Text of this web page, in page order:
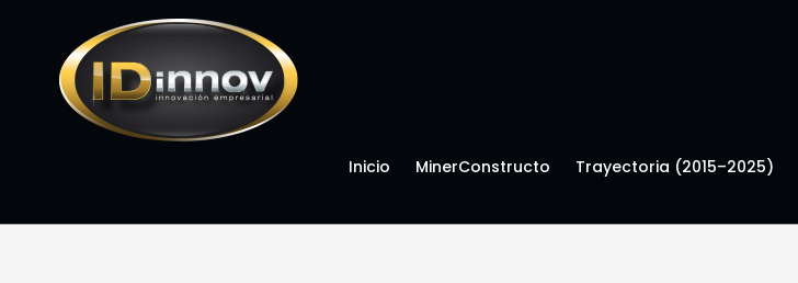
Inicio MinerConstructo Trayectoria (2015–2025)